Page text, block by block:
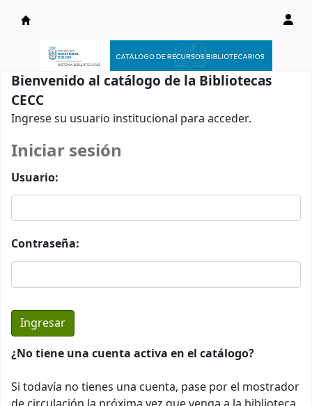
Catálogo en línea
Bienvenido al catálogo de la Bibliotecas
CECC
Ingrese su usuario institucional para acceder.
Iniciar sesión
Usuario:
Contraseña:
¿No tiene una cuenta activa en el catálogo?
Si todavía no tienes una cuenta, pase por el mostrador